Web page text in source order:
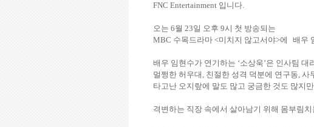
FNC Entertainment 입니다.
오는 6월 23일 오후 9시 첫 방송되는
MBC 수목드라마 <미치지 않고서야>에 배우
배우 임현수가 연기하는 ‘소상욱’은 인사팀 대
멀쩡한 허우대 , 친절한 성격 덕분에 연구동, 사
타고난 오지랖에 말도 많고 궁금한 것도 많지만
격변하는 직장 속에서 살아남기 위해 몸부림치